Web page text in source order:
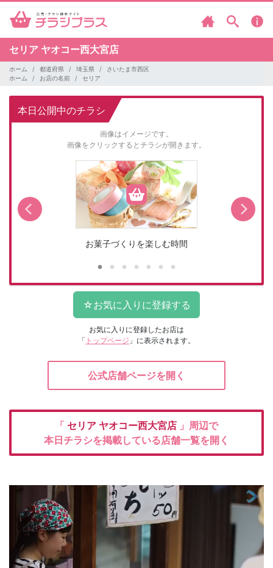
セリア ヤオコー西大宮店
ホーム 都道府県 埼玉県
さいたま市西区
ホーム
お店の名前 セリア
本日公開中のチラシ
画像はイメージです。
画像をクリックするとチラシが開きます。
お菓子づくりを楽しむ時間
お気に入りに登録したお店は
「 トップページ 」に表示されます。
公式店舗ページを開く
「 セリア ヤオコー西大宮店 」周辺で
本日チラシを掲載している店舗一覧を開く